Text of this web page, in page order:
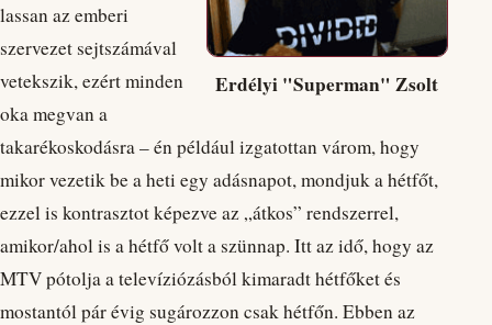
Erdélyi "Superman" Zsolt
lassan az emberi
szervezet sejtszámával
vetekszik, ezért minden
oka megvan a
takarékoskodásra – én például izgatottan várom, hogy
mikor vezetik be a heti egy adásnapot, mondjuk a hétfőt,
ezzel is kontrasztot képezve az „átkos” rendszerrel,
amikor/ahol is a hétfő volt a szünnap. Itt az idő, hogy az
MTV pótolja a televíziózásból kimaradt hétfőket és
mostantól pár évig sugározzon csak hétfőn. Ebben az